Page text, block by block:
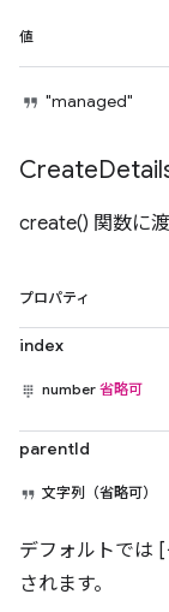
値
"managed"
Create
create() 関数に
プロパティ
index
number 省略可
parentId
文字列（省略可）
デフォルトでは
されます。